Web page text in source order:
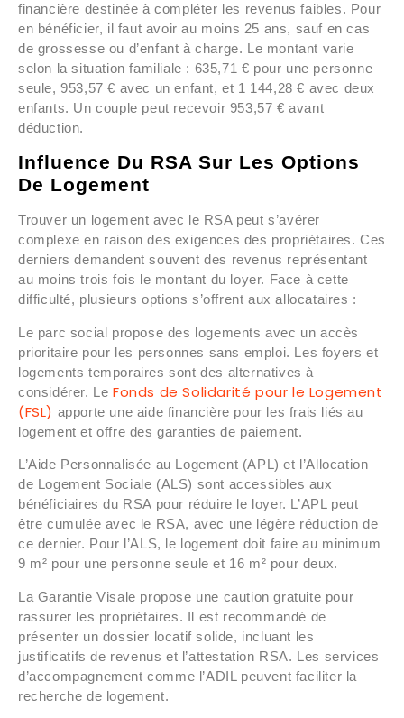
financière destinée à compléter les revenus faibles. Pour
en bénéficier, il faut avoir au moins 25 ans, sauf en cas
de grossesse ou d’enfant à charge. Le montant varie
selon la situation familiale : 635,71 € pour une personne
seule, 953,57 € avec un enfant, et 1 144,28 € avec deux
enfants. Un couple peut recevoir 953,57 € avant
déduction.
Influence Du RSA Sur Les Options
De Logement
Trouver un logement avec le RSA peut s’avérer
complexe en raison des exigences des propriétaires. Ces
derniers demandent souvent des revenus représentant
au moins trois fois le montant du loyer. Face à cette
difficulté, plusieurs options s’offrent aux allocataires :
Le parc social propose des logements avec un accès
prioritaire pour les personnes sans emploi. Les foyers et
logements temporaires sont des alternatives à
considérer. Le Fonds de Solidarité pour le Logement
(FSL) apporte une aide financière pour les frais liés au
logement et offre des garanties de paiement.
L’Aide Personnalisée au Logement (APL) et l’Allocation
de Logement Sociale (ALS) sont accessibles aux
bénéficiaires du RSA pour réduire le loyer. L’APL peut
être cumulée avec le RSA, avec une légère réduction de
ce dernier. Pour l’ALS, le logement doit faire au minimum
9 m² pour une personne seule et 16 m² pour deux.
La Garantie Visale propose une caution gratuite pour
rassurer les propriétaires. Il est recommandé de
présenter un dossier locatif solide, incluant les
justificatifs de revenus et l’attestation RSA. Les services
d’accompagnement comme l’ADIL peuvent faciliter la
recherche de logement.